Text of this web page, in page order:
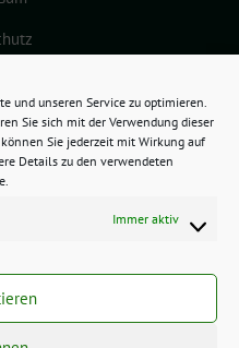
und unseren Service zu optimieren.
Sie sich mit der Verwendung dieser
Sie jederzeit mit Wirkung auf
Details zu den verwendeten
Immer aktiv